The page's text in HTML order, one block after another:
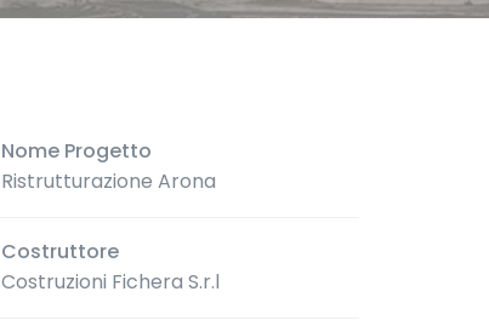
Nome Progetto
Ristrutturazione Arona
Costruttore
Costruzioni Fichera S.r.l